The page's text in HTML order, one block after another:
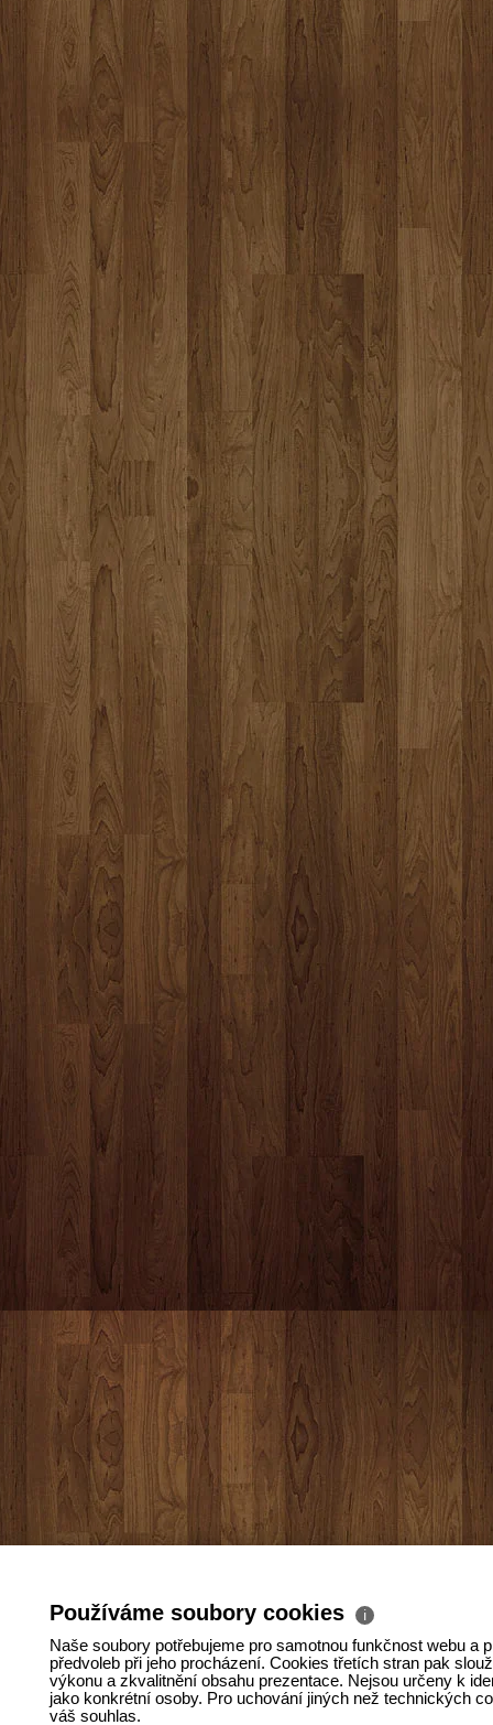
Používáme soubory cookies ℹ
Naše soubory potřebujeme pro samotnou funkčnost webu a
předvoleb při jeho procházení. Cookies třetích stran pak
výkonu a zkvalitnění obsahu prezentace. Nejsou určeny k
jako konkrétní osoby. Pro uchování jiných než technických
váš souhlas.